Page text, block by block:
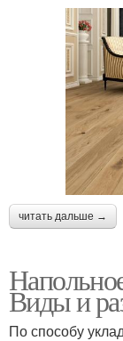
читать дальше →
Виды и
По способу